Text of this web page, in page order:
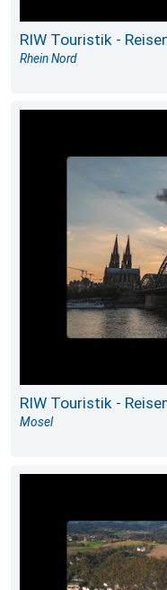
RIW Touristik -
Rhein Nord
RIW Touristik -
Mosel